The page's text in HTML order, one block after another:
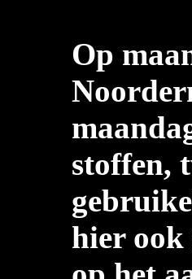
Op
stoffen,
hier ook